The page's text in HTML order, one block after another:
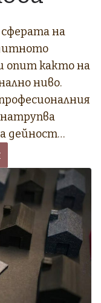
сферата на
опит както на
ниво.
дейност…